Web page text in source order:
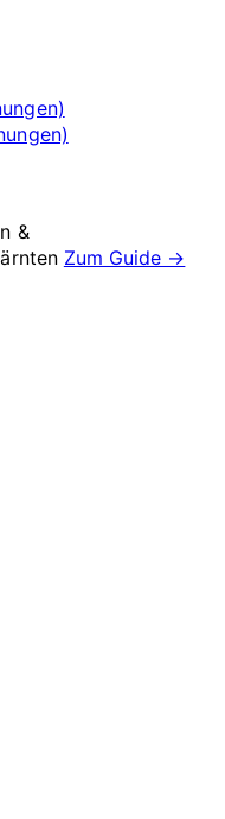
&
Zum Guide →